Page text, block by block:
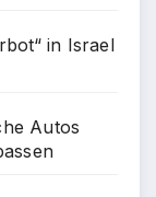
in Israel
Autos